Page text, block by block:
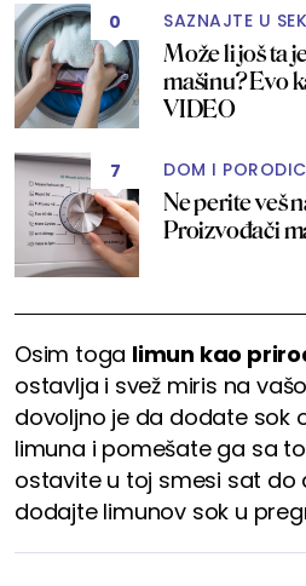
0 SAZNAJTE U
Može li još ta
mašinu? Evo
VIDEO
7 DOM I
Ne perite veš
Proizvođači
Osim toga limun kao
ostavlja i svež miris na
dovoljno je da dodate sok
limuna i pomešate ga sa
ostavite u toj smesi sat do
dodajte limunov sok u